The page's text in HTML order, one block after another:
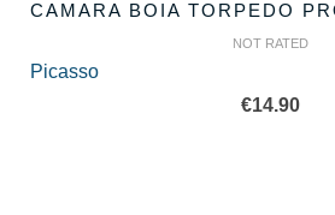
CAMARA BOIA TORPEDO
NOT RATED
Picasso
€14.90